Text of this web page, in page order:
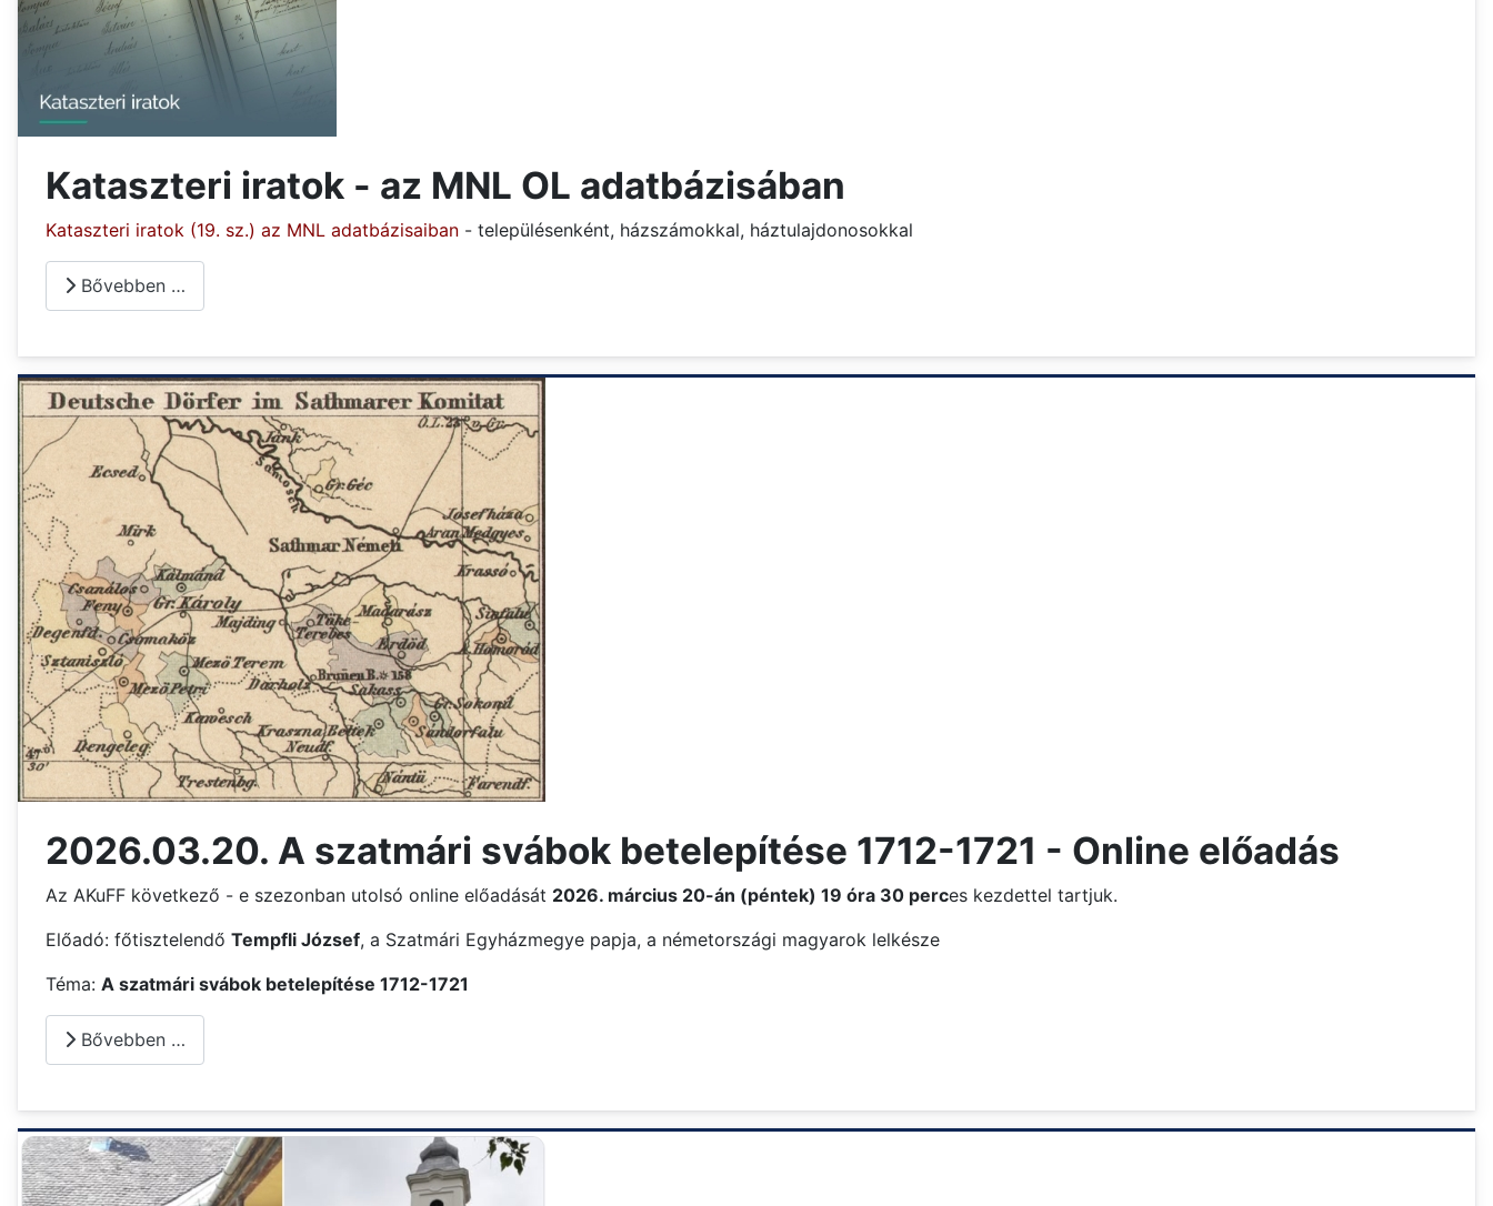
Kataszteri iratok - az MNL OL adatbázisában
Kataszteri iratok (19. sz.) az MNL adatbázisaiban - településenként, házszámokkal, háztulajdonosokkal
Bővebben …
2026.03.20. A szatmári svábok betelepítése 1712-1721 - Online előadás
Az AKuFF következő - e szezonban utolsó online előadását 2026. március 20-án (péntek) 19 óra 30 perces kezdettel tartjuk.
Előadó: főtisztelendő Tempfli József, a Szatmári Egyházmegye papja, a németországi magyarok lelkésze
Téma: A szatmári svábok betelepítése 1712-1721
Bővebben …